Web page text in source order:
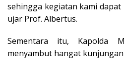
sehingga kegiatan kami dapat
ujar Prof. Albertus.
Sementara itu, Kapolda
menyambut hangat